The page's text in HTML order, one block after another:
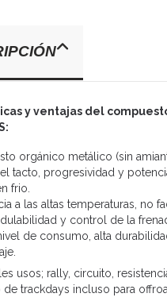
y ventajas del
orgánico metálico (sin
tacto, progresividad y
frio.
a las altas temperaturas, no
y control de la
de consumo, alta
usos; rally, circuito,
de trackdays incluso para